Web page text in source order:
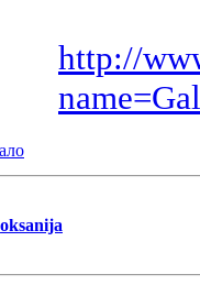
http://
oksanija